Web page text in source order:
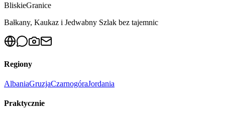
BliskieGranice
Bałkany, Kaukaz i Jedwabny Szlak bez tajemnic
Regiony
AlbaniaGruzjaCzarnogóraJordania
Praktycznie